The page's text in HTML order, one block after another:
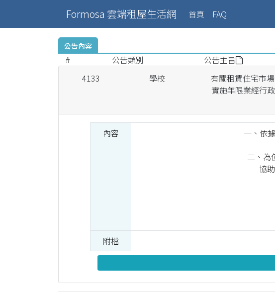
Formosa 雲端租屋生活網 首頁 (current)
FAQ
公告內容
# 公告類別 公告主旨
4133
學校
有關租賃住宅市
實施年限業經行
內容
一、依
二、為
協
附檔